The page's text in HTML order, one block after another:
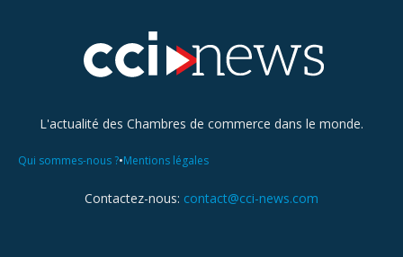
L'actualité des Chambres de commerce dans le monde.
Qui sommes-nous ?•Mentions légales
Contactez-nous: contact@cci-news.com